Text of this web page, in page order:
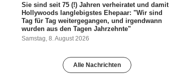
Sie sind seit 75 (!) Jahren verheiratet und damit
Hollywoods langlebigstes Ehepaar: "Wir sind
Tag für Tag weitergegangen, und irgendwann
wurden aus den Tagen Jahrzehnte"
Samstag, 8. August 2026
Alle Nachrichten